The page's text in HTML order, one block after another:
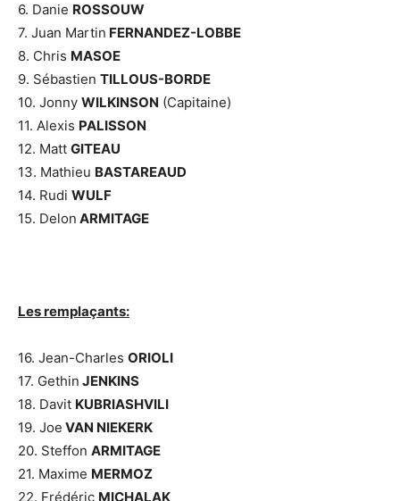
6. Danie ROSSOUW
7. Juan Martin FERNANDEZ-LOBBE
8. Chris MASOE
9. Sébastien TILLOUS-BORDE
10. Jonny WILKINSON (Capitaine)
11. Alexis PALISSON
12. Matt GITEAU
13. Mathieu BASTAREAUD
14. Rudi WULF
15. Delon ARMITAGE
Les remplaçants:
16. Jean-Charles ORIOLI
17. Gethin JENKINS
18. Davit KUBRIASHVILI
19. Joe VAN NIEKERK
20. Steffon ARMITAGE
21. Maxime MERMOZ
22. Frédéric MICHALAK